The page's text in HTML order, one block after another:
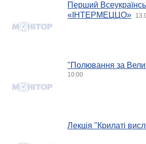
Перший
«ІНТЕРМЕЦЦО»
"Полювання за
10:00
Лекція "Крилаті